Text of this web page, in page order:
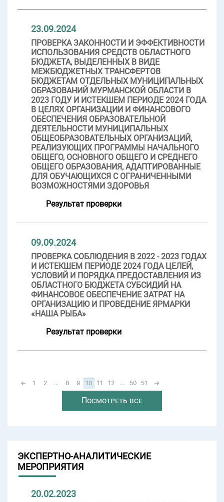
23.09.2024
ПРОВЕРКА ЗАКОННОСТИ И ЭФФЕКТИВНОСТИ
ИСПОЛЬЗОВАНИЯ СРЕДСТВ ОБЛАСТНОГО
БЮДЖЕТА, ВЫДЕЛЕННЫХ В ВИДЕ
МЕЖБЮДЖЕТНЫХ ТРАНСФЕРТОВ
БЮДЖЕТАМ ОТДЕЛЬНЫХ МУНИЦИПАЛЬНЫХ
ОБРАЗОВАНИЙ МУРМАНСКОЙ ОБЛАСТИ В
2023 ГОДУ И ИСТЕКШЕМ ПЕРИОДЕ 2024 ГОДА
В ЦЕЛЯХ ОРГАНИЗАЦИИ И ФИНАНСОВОГО
ОБЕСПЕЧЕНИЯ ОБРАЗОВАТЕЛЬНОЙ
ДЕЯТЕЛЬНОСТИ МУНИЦИПАЛЬНЫХ
ОБЩЕОБРАЗОВАТЕЛЬНЫХ ОРГАНИЗАЦИЙ,
РЕАЛИЗУЮЩИХ ПРОГРАММЫ НАЧАЛЬНОГО
ОБЩЕГО, ОСНОВНОГО ОБЩЕГО И СРЕДНЕГО
ОБЩЕГО ОБРАЗОВАНИЯ, АДАПТИРОВАННЫЕ
ДЛЯ ОБУЧАЮЩИХСЯ С ОГРАНИЧЕННЫМИ
ВОЗМОЖНОСТЯМИ ЗДОРОВЬЯ
Результат проверки
09.09.2024
ПРОВЕРКА СОБЛЮДЕНИЯ В 2022 - 2023 ГОДАХ
И ИСТЕКШЕМ ПЕРИОДЕ 2024 ГОДА ЦЕЛЕЙ,
УСЛОВИЙ И ПОРЯДКА ПРЕДОСТАВЛЕНИЯ ИЗ
ОБЛАСТНОГО БЮДЖЕТА СУБСИДИЙ НА
ФИНАНСОВОЕ ОБЕСПЕЧЕНИЕ ЗАТРАТ НА
ОРГАНИЗАЦИЮ И ПРОВЕДЕНИЕ ЯРМАРКИ
«НАША РЫБА»
Результат проверки
← 1 2 ... 8 9 10 11 12 ... 50 51 →
Посмотреть все
ЭКСПЕРТНО-АНАЛИТИЧЕСКИЕ
МЕРОПРИЯТИЯ
20.02.2023